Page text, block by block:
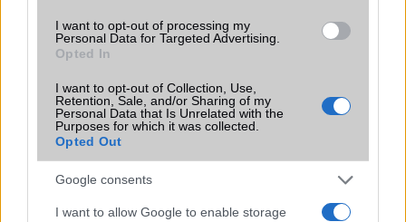
I want to opt-out of processing my
Personal Data for Targeted Advertising.
Opted In
I want to opt-out of Collection, Use,
Retention, Sale, and/or Sharing of my
Personal Data that Is Unrelated with the
Purposes for which it was collected.
Opted Out
Google consents
I want to allow Google to enable storage
HÍRLEVÉL
Feliratkozás a Telefonguru ingyenes hírlevelére
Elfogadom azAdatvédelmi és Adatkezelési Tájékoztatót
szolgáltatási feltételekérvényesek.